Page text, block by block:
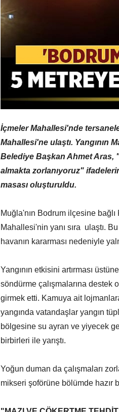
İçmeler Mahallesi'nde
Mahallesi'ne ulaştı. Yangının
Belediye Başkan Ahmet Aras,
almakta zorlanıyoruz"
masası oluşturuldu.
Muğla'nın Bodrum ilçesine
Mahallesi'nin yanı sıra ulaştı.
havanın kararması nedeniyle
Yangının etkisini artırması
söndürme çalışmalarına destek
girmek etti. Kamuya ait
yangında vatandaşlar yangın
bölgesine su ayran ve yiyecek
birbirleri ile yarıştı.
Yoğun duman da çalışmaları
mikseri şoförüne bölümde hazır